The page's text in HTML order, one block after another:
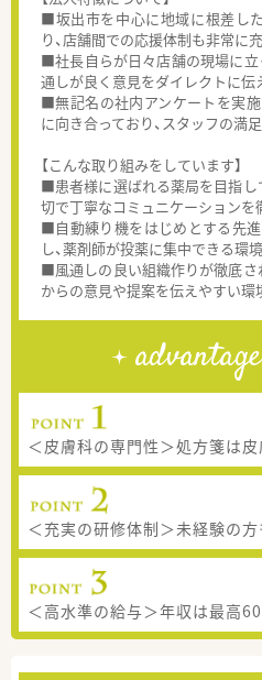
■坂出市を中心に地域に根差し
り、店舗間での応援体制も非常に
■社長自らが日々店舗の現場に立
通しが良く意見をダイレクトに伝
■無記名の社内アンケートを実
に向き合っており、スタッフの満
【こんな取り組みをしています】
■患者様に選ばれる薬局を目指し
切で丁寧なコミュニケーションを
■自動練り機をはじめとする先
し、薬剤師が投薬に集中できる環
■風通しの良い組織作りが徹底さ
からの意見や提案を伝えやすい環
advantage
＜皮膚科の専門性＞処方箋は
＜充実の研修体制＞未経験の
＜高水準の給与＞年収は最高